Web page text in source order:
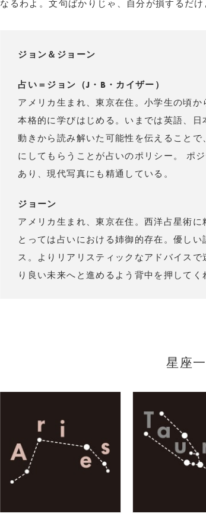
なるわよ。文句ばかりじゃ、自分が損するだけ
ジョン＆ジョーン
占い＝ジョン（J・B・カイザー）
アメリカ生まれ、東京在住。小学生の頃
本格的に学びはじめる。いまでは英語、
動きから読み解いた可能性を伝えること
にしてもらうことが占いのポリシー。 ポ
あり、現代写真にも精通している。
ジョーン
アメリカ生まれ、東京在住。西洋占星術
とっては占いにおける姉御的存在。優し
ス。よりリアリスティックなアドバイス
り良い未来へと進めるよう背中を押してく
星座